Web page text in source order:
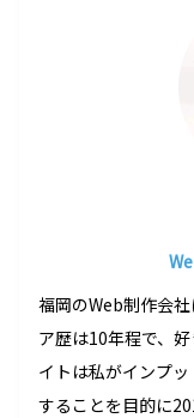
福岡のWeb制作会
ア歴は10年程で、
イトは私がインプ
することを目的に